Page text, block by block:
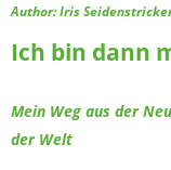
Author: Iris
Ich bin dann
Mein Weg aus der
der Welt